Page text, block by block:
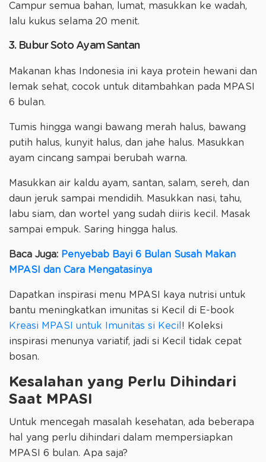
Campur semua bahan, lumat, masukkan ke wadah,
lalu kukus selama 20 menit.
3. Bubur Soto Ayam Santan
Makanan khas Indonesia ini kaya protein hewani dan
lemak sehat, cocok untuk ditambahkan pada MPASI
6 bulan.
Tumis hingga wangi bawang merah halus, bawang
putih halus, kunyit halus, dan jahe halus. Masukkan
ayam cincang sampai berubah warna.
Masukkan air kaldu ayam, santan, salam, sereh, dan
daun jeruk sampai mendidih. Masukkan nasi, tahu,
labu siam, dan wortel yang sudah diiris kecil. Masak
sampai empuk. Saring hingga halus.
Baca Juga: Penyebab Bayi 6 Bulan Susah Makan
MPASI dan Cara Mengatasinya
Dapatkan inspirasi menu MPASI kaya nutrisi untuk
bantu meningkatkan imunitas si Kecil di E-book
Kreasi MPASI untuk Imunitas si Kecil ! Koleksi
inspirasi menunya variatif, jadi si Kecil tidak cepat
bosan.
Kesalahan yang Perlu Dihindari
Saat MPASI
Untuk mencegah masalah kesehatan, ada beberapa
hal yang perlu dihindari dalam mempersiapkan
MPASI 6 bulan. Apa saja?